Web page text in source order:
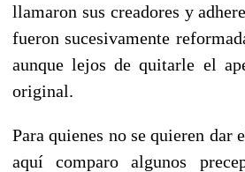
llamaron sus creadores y
fueron sucesivamente
aunque lejos de quitarle el
original.
Para quienes no se quieren dar
aquí comparo algunos